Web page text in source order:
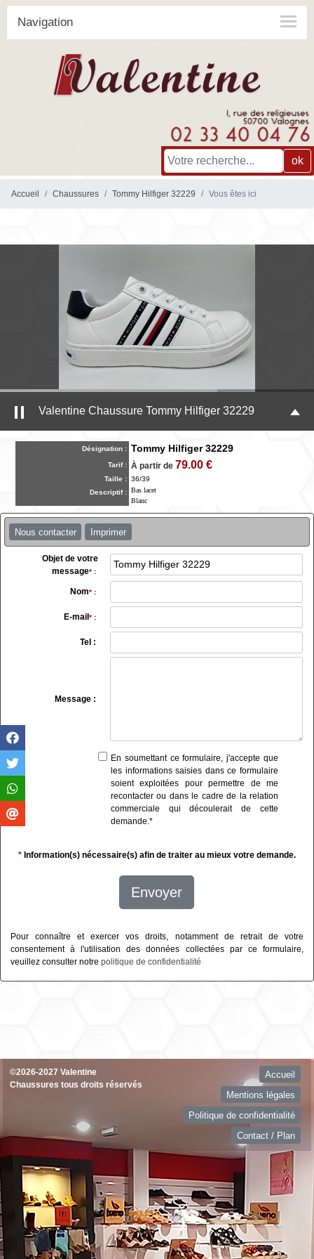
Navigation
ok
Accueil Chaussures Tommy Hilfiger 32229 Vous êtes ici
Valentine Chaussure Tommy Hilfiger 32229
Désignation : Tommy Hilfiger 32229
Tarif : À partir de 79.00 €
Taille : 36/39
Descriptif : Bas lacet
Blanc
Nous contacter Imprimer
Objet de votre
message*:
Nom*:
E-mail *:
Tel :
Message :
En soumettant ce formulaire, j'accepte que
les informations saisies dans ce formulaire
soient exploitées pour permettre de me
recontacter ou dans le cadre de la relation
commerciale qui découlerait de cette
demande.*
* Information(s) nécessaire(s) afin de traiter au mieux votre demande.
Envoyer
Pour connaître et exercer vos droits, notamment de retrait de votre
consentement à l'utilisation des données collectées par ce formulaire,
veuillez consulter notre politique de confidentialité
©2026-2027 Valentine
Chaussures tous droits réservés
Accueil
Mentions légales
Politique de confidentialité
Contact / Plan